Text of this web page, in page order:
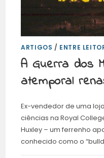
ARTIGOS / ENTRE
A Guerra dos
atemporal
Ex-vendedor de uma
ciências na Royal
Huxley – um ferrenho
conhecido como o